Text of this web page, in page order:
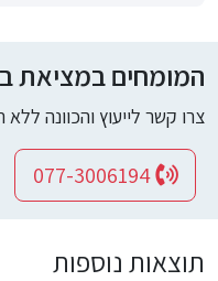
המומחים במציאת
צרו קשר לייעוץ והכוונה
תוצאות נוספות